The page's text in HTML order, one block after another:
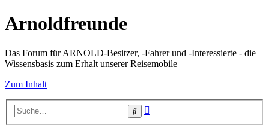
Arnoldfreunde
Das Forum für ARNOLD-Besitzer, -Fahrer und -Interessierte - die
Wissensbasis zum Erhalt unserer Reisemobile
Zum Inhalt
Suche